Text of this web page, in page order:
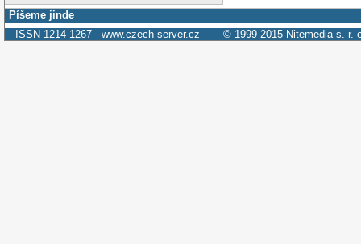
Píšeme jinde
ISSN 1214-1267 www.czech-server.cz © 1999-2015 Nitemedia s. r.